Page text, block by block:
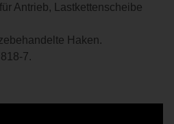
Antrieb, Lastkettenscheibe
Haken.
7.